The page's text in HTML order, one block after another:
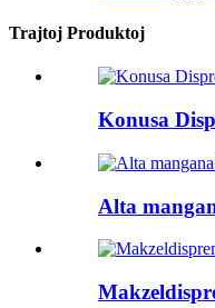
Trajtoj Produktoj
Konusa
Alta